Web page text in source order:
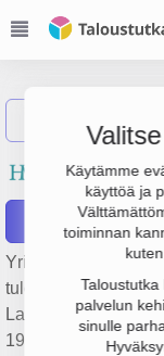
Käytämme
käyttöä ja
toiminnan
palvelun
sinulle
Raportit
Yrityksen Hämeen
tulos 32 000 € ja
Laskentatoimi,
1978 ja sijainti